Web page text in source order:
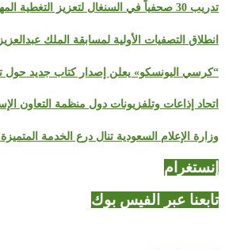
تدريب 30 صحفياً في السنغال لتعزيز التغطية المهنية...
انطلاق التصفيات الأولية لمسابقة الملك
“كرسي اليونسكو» يعلن إصدار كتاب جديد حول
اتحاد إذاعات وتلفزيونات دول منظمة التعاون
وزارة الإعلام السعودية تنال درع الخدمة
إنستغرام
تابعنا عبر الفيس بوك